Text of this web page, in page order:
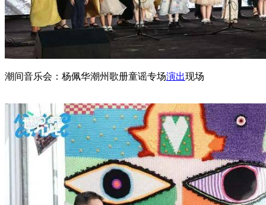
潮间音乐会：杨佩华潮州歌册童谣专场演出现场